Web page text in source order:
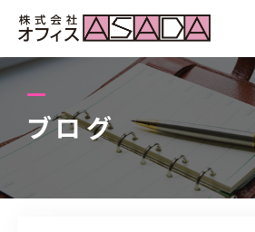
ブログ
会社について
スタッフ